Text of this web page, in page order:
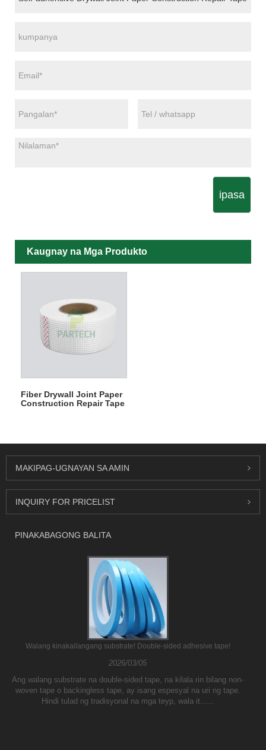
ipasa
Kaugnay na Mga Produkto
Fiber Drywall Joint Paper
Construction Repair Tape
MAKIPAG-UGNAYAN SA AMIN
INQUIRY FOR PRICELIST
PINAKABAGONG BALITA
Walang kinakailangang substrate! Double-sided adhesive tape!
2026/03/05
Ang walang substrate na double-sided tape, na kilala rin bilang non-
woven tape o backingless tape, ay isang espesyal na uri ng tape.
Hindi tulad ng tradisyonal na mga teyp, wala it......